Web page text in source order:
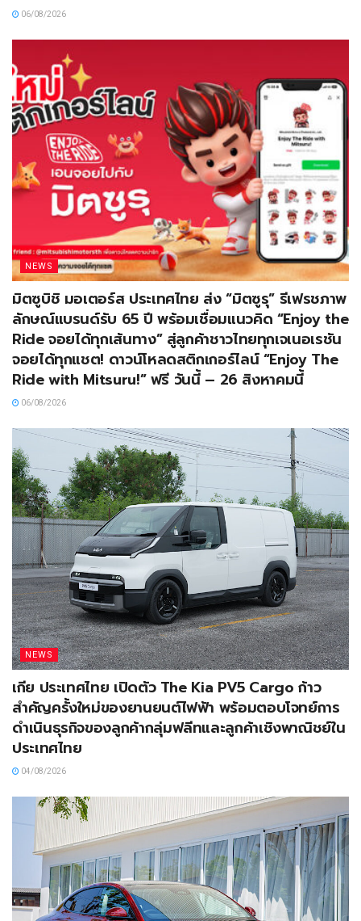
06/08/2026
NEWS
มิตซูบิชิ มอเตอร์ส ประเทศไทย ส่ง “มิตซูรุ” รีเฟรชภาพ
ลักษณ์แบรนด์รับ 65 ปี พร้อมเชื่อมแนวคิด “Enjoy the
Ride จอยได้ทุกเส้นทาง” สู่ลูกค้าชาวไทยทุกเจเนอเรชัน
จอยได้ทุกแชต! ดาวน์โหลดสติกเกอร์ไลน์ “Enjoy The
Ride with Mitsuru!” ฟรี วันนี้ – 26 สิงหาคมนี้
06/08/2026
NEWS
เกีย ประเทศไทย เปิดตัว The Kia PV5 Cargo ก้าว
สำคัญครั้งใหม่ของยานยนต์ไฟฟ้า พร้อมตอบโจทย์การ
ดำเนินธุรกิจของลูกค้ากลุ่มฟลีทและลูกค้าเชิงพาณิชย์ใน
ประเทศไทย
04/08/2026